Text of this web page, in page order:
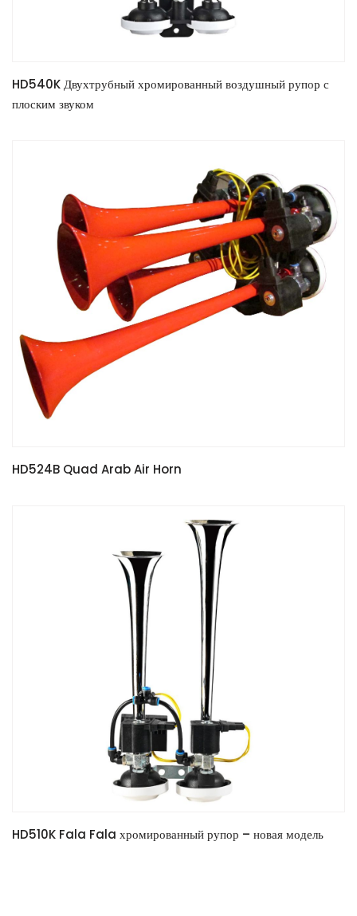
HD540K Двухтрубный хромированный воздушный рупор с
плоским звуком
HD524B Quad Arab Air Horn
HD510K Fala Fala хромированный рупор – новая модель